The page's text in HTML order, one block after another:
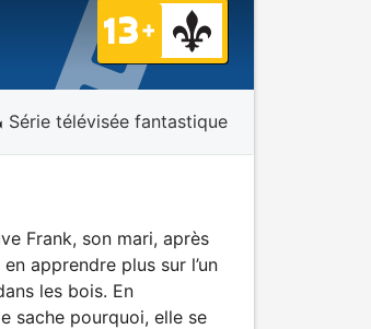
Série télévisée fantastique
Frank, son mari, après
apprendre plus sur l’un
les bois. En
sache pourquoi, elle se